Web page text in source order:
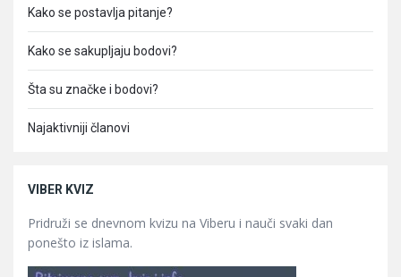
Kako se postavlja pitanje?
Kako se sakupljaju bodovi?
Šta su značke i bodovi?
Najaktivniji članovi
VIBER KVIZ
Pridruži se dnevnom kvizu na Viberu i nauči svaki dan
ponešto iz islama.